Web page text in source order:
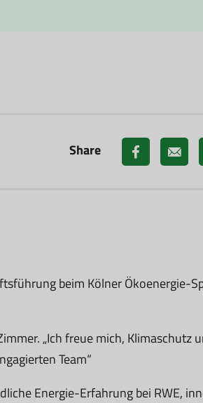
Share
beim Kölner Ökoenergie-
„Ich freue mich,
Team“
Energie-Erfahrung bei RWE,